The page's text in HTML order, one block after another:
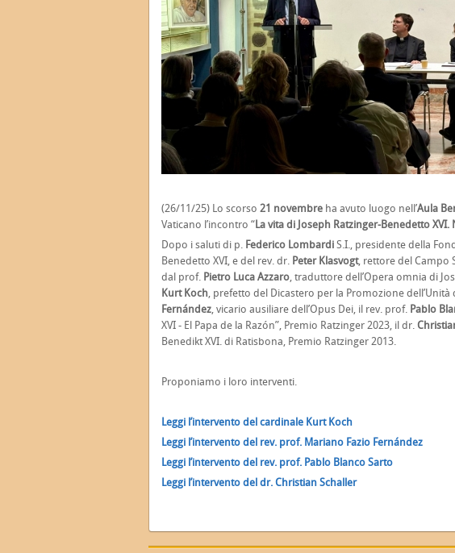
(26/11/25) Lo scorso 21 novembre ha avuto luogo nell’Aula
Vaticano l’incontro “ La vita di Joseph Ratzinger-Benedetto
Dopo i saluti di p.
Federico Lombardi S.I., presidente della
Benedetto XVI, e del rev. dr. Peter Klasvogt, rettore del Campo
dal prof. Pietro Luca Azzaro , traduttore dell’Opera omnia di
Kurt Koch , prefetto del Dicastero per la Promozione dell’Unità
Fernández , vicario ausiliare dell’Opus Dei, il rev. prof. Pablo
XVI - El Papa de la Razón”, Premio Ratzinger 2023, il dr.
Benedikt XVI. di Ratisbona, Premio Ratzinger 2013.
Proponiamo i loro interventi.
Leggi l’intervento del cardinale Kurt Koch
Leggi l’intervento del rev. prof. Mariano Fazio Fernández
Leggi l’intervento del rev. prof. Pablo Blanco Sarto
Leggi l’intervento del dr. Christian Schaller